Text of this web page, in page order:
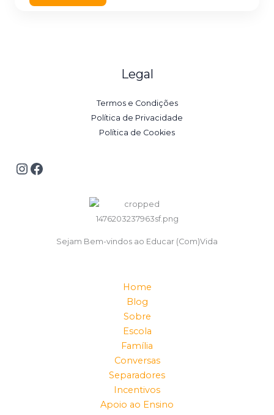
Legal
Termos e Condições
Política de Privacidade
Política de Cookies
Sejam Bem-vindos ao Educar (Com)Vida
Home
Blog
Sobre
Escola
Família
Conversas
Separadores
Incentivos
Apoio ao Ensino